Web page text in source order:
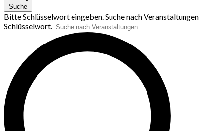
Suche
Bitte Schlüsselwort eingeben. Suche nach Veranstaltungen
Schlüsselwort.